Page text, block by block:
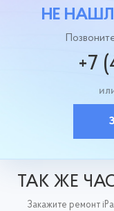
НЕ
+7
ТАК ЖЕ
Закажите ремонт